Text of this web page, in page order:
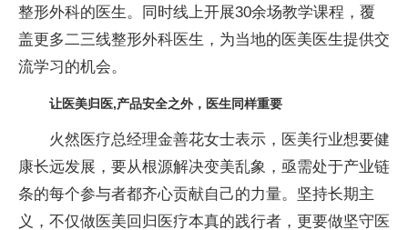
整形外科的医生。同时线上开展30余场教学课程，覆
盖更多二三线整形外科医生，为当地的医美医生提供交
流学习的机会。
让医美归医,产品安全之外，医生同样重要
火然医疗总经理金善花女士表示，医美行业想要健
康长远发展，要从根源解决变美乱象，亟需处于产业链
条的每个参与者都齐心贡献自己的力量。坚持长期主
义，不仅做医美回归医疗本真的践行者，更要做坚守医